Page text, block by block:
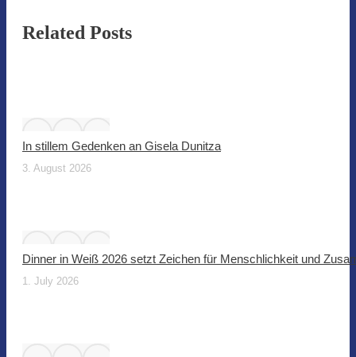
Related Posts
In stillem Gedenken an Gisela Dunitza
3. August 2026
Dinner in Weiß 2026 setzt Zeichen für Menschlichkeit und
1. July 2026